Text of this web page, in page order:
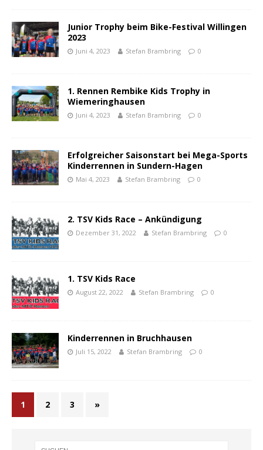
Junior Trophy beim Bike-Festival Willingen
2023
Juni 4, 2023 Stefan Brambring 0
1. Rennen Rembike Kids Trophy in
Wiemeringhausen
Juni 4, 2023 Stefan Brambring 0
Erfolgreicher Saisonstart bei Mega-Sports
Kinderrennen in Sundern-Hagen
Mai 4, 2023 Stefan Brambring 0
2. TSV Kids Race – Ankündigung
Dezember 31, 2022 Stefan Brambring 0
1. TSV Kids Race
August 22, 2022 Stefan Brambring 0
Kinderrennen in Bruchhausen
Juli 15, 2022 Stefan Brambring 0
1 2 3 »